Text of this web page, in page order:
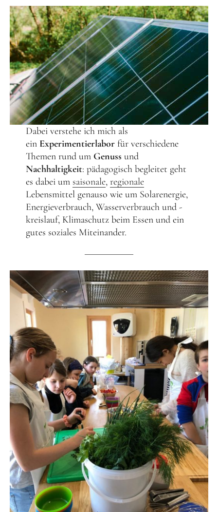
Kindergeburtstag im KiKoMo
Mitmachen
FSJ/BFD/FÖJ
Spenden
Schenk ein Lächeln, statt ein Geschenk!
Kontakt
Linktree
Newsletter
InstagramYouTube
Cookie-
Dabei verstehe ich mich als
ein Experimentierlaborfür verschiedene
Themen rund um Genuss und
Nachhaltigkeit: pädagogisch begleitet geht
es dabei um saisonale, regionale
Lebensmittel genauso wie um Solarenergie,
Energieverbrauch, Wasserverbrauch und -
kreislauf, Klimaschutz beim Essen und ein
gutes soziales Miteinander.